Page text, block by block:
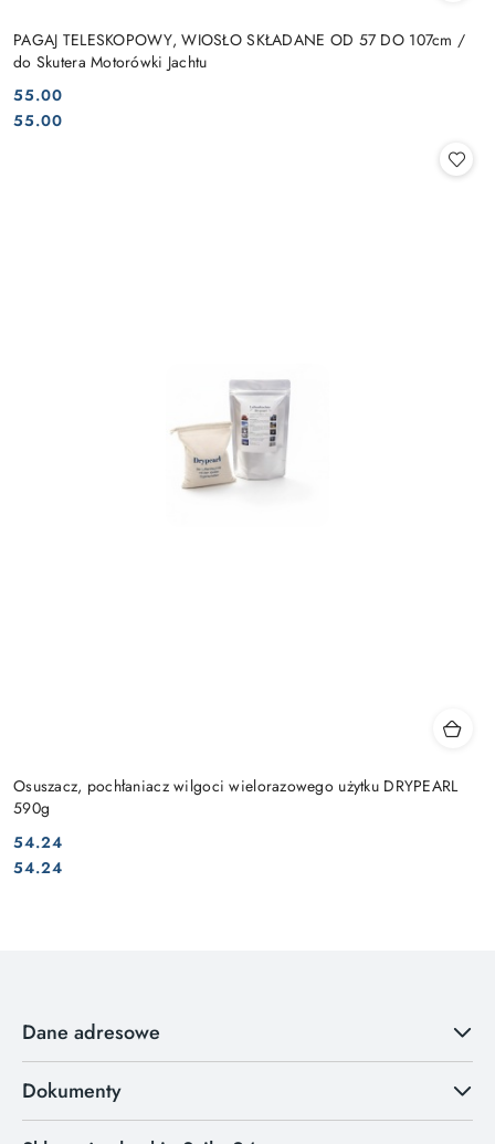
PAGAJ TELESKOPOWY, WIOSŁO SKŁADANE OD 57 DO 107cm /
do Skutera Motorówki Jachtu
Cena:
55.00
Cena:
55.00
Osuszacz, pochłaniacz wilgoci wielorazowego użytku DRYPEARL
590g
Cena:
54.24
Cena:
54.24
Dane adresowe
Dokumenty